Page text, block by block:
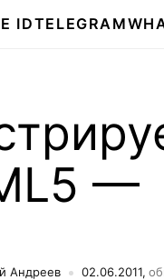
IDTELEGRAM
—
Андреев 02.06.2011,